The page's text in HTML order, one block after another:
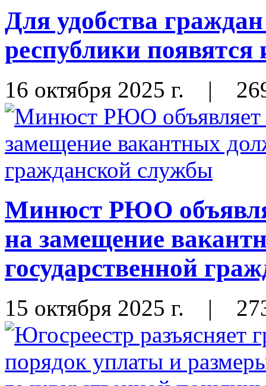
Для удобства
республики
16 октября 2025 г. |
Минюст РЮО
на замещение
государственной
15 октября 2025 г. |